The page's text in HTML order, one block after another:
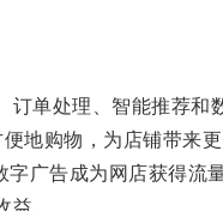
单处理、智能推荐和
购物，为店铺带来更
广告成为网店获得流量
。